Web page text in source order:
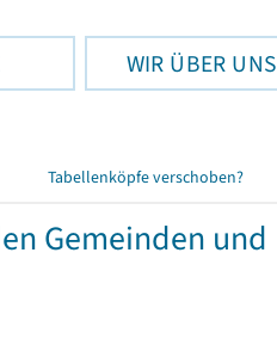
WIR ÜBER UNS
Tabellenköpfe verschoben?
Gemeinden und